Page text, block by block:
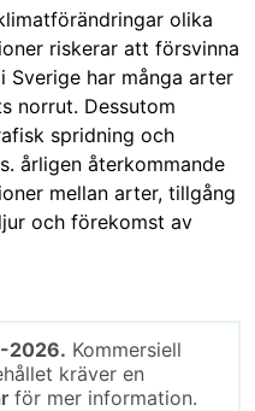
olika
riskerar att försvinna
Sverige har många arter
norrut. Dessutom
spridning och
årligen återkommande
mellan arter, tillgång
och förekomst av
2026. Kommersiell
kräver en
för mer information.